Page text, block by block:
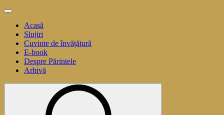
Sari
conținut
Meniu
principalAcasă
Slujiri
Cuvinte de învățătură
E-book
Despre Părintele
Arhivă